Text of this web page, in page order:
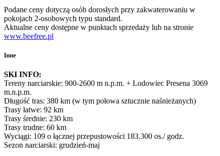
Podane ceny dotyczą osób dorosłych przy zakwaterowaniu w
pokojach 2-osobowych typu standard.
Aktualne ceny dostępne w punktach sprzedaży lub na stronie
www.beefree.pl
Inne
SKI INFO:
Tereny narciarskie: 900-2600 m n.p.m. + Lodowiec Presena 3069
m.n.p.m.
Długość tras: 380 km (w tym połowa sztucznie naśnieżanych)
Trasy łatwe: 92 km
Trasy średnie: 230 km
Trasy trudne: 60 km
Wyciągi: 109 o łącznej przepustowości 183.300 os./ godz.
Sezon narciarski: grudzień-maj